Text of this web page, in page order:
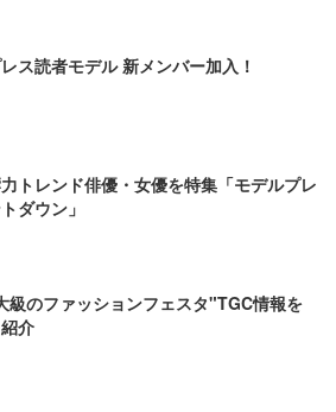
ス読者モデル 新メンバー加入！
トレンド俳優・女優を特集「モデルプレ
ダウン」
級のファッションフェスタ"TGC情報を
介